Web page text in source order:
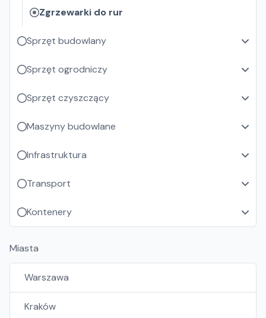
Zgrzewarki do rur
Sprzęt budowlany
Sprzęt ogrodniczy
Sprzęt czyszczący
Maszyny budowlane
Infrastruktura
Transport
Kontenery
Miasta
Warszawa
Kraków